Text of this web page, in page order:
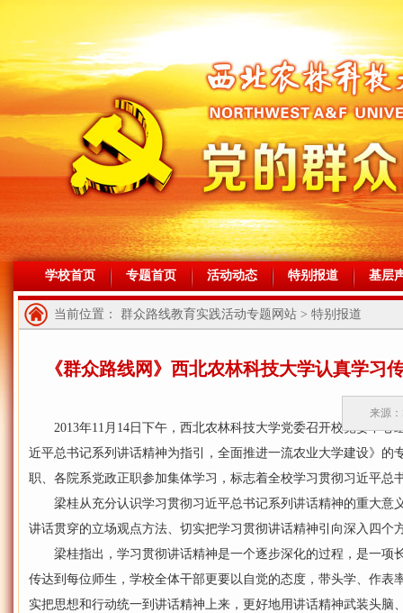
学校首页 专题首页 活动动态 特别报道 基层
当前位置： 群众路线教育实践活动专题网站 > 特别报道
《群众路线网》西北农林科技大学认真学习
来源
2013年11月14日下午，西北农林科技大学党委召开校党委中心
近平总书记系列讲话精神为指引，全面推进一流农业大学建设》的
职、各院系党政正职参加集体学习，标志着全校学习贯彻习近平总
梁桂从充分认识学习贯彻习近平总书记系列讲话精神的重大意
讲话贯穿的立场观点方法、切实把学习贯彻讲话精神引向深入四个
梁桂指出，学习贯彻讲话精神是一个逐步深化的过程，是一项
传达到每位师生，学校全体干部更要以自觉的态度，带头学、作表
实把思想和行动统一到讲话精神上来，更好地用讲话精神武装头脑